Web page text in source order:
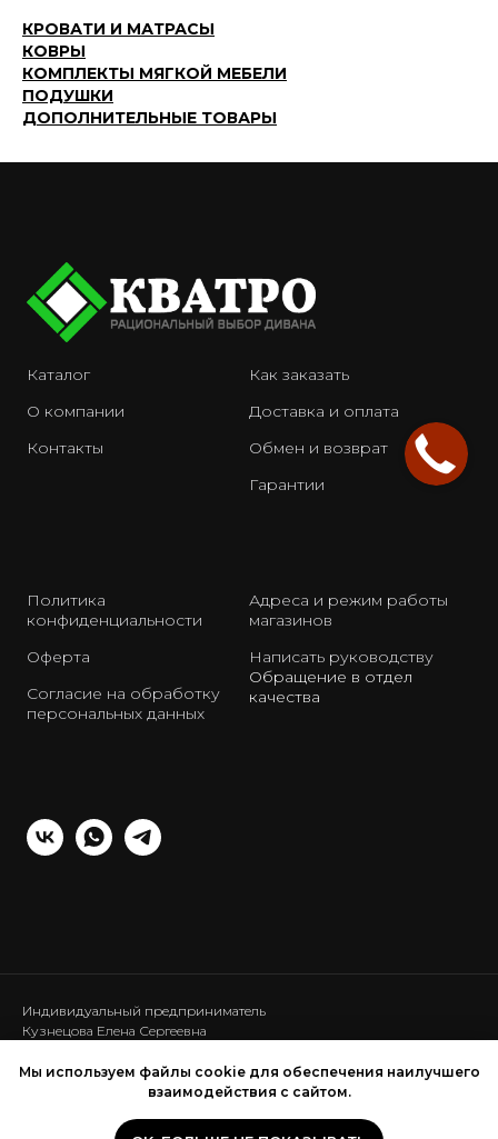
КРОВАТИ И МАТРАСЫ
КОВРЫ
КОМПЛЕКТЫ МЯГКОЙ МЕБЕЛИ
ПОДУШКИ
ДОПОЛНИТЕЛЬНЫЕ ТОВАРЫ
Каталог
О компании
Контакты
Как заказать
Доставка и оплата
Обмен и возврат
Гарантии
Политика
конфиденциальности
Оферта
Согласие на обработку
персональных данных
Адреса и режим работы
магазинов
Написать руководству
Обращение в отдел
качества
Индивидуальный предприниматель
Кузнецова Елена Сергеевна
ОГРНИП: 317440100025111
Мы используем файлы cookie для обеспечения наилучшего
взаимодействия с сайтом.